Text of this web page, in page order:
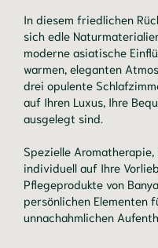
In diesem friedlichen
sich edle
moderne asiatische
warmen, eleganten
drei opulente
auf Ihren Luxus, Ihre
ausgelegt sind.
Spezielle
individuell auf Ihre
Pflegeprodukte von
persönlichen Elementen
unnachahmlichen